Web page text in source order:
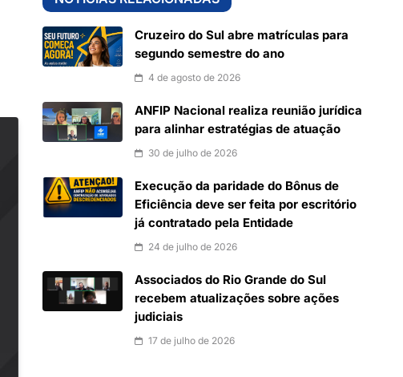
Cruzeiro do Sul abre matrículas para
segundo semestre do ano
4 de agosto de 2026
ANFIP Nacional realiza reunião jurídica
para alinhar estratégias de atuação
30 de julho de 2026
Execução da paridade do Bônus de
Eficiência deve ser feita por escritório
já contratado pela Entidade
24 de julho de 2026
Associados do Rio Grande do Sul
recebem atualizações sobre ações
judiciais
17 de julho de 2026